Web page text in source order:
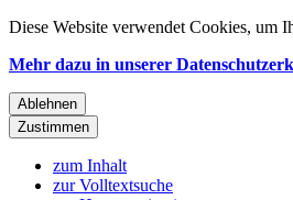
Diese Website verwendet Cookies, um
Mehr dazu in unserer
Ablehnen
Zustimmen
zum Inhalt
zur Volltextsuche